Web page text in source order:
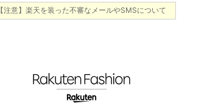
【注意】楽天を装った不審なメールやSMSについて